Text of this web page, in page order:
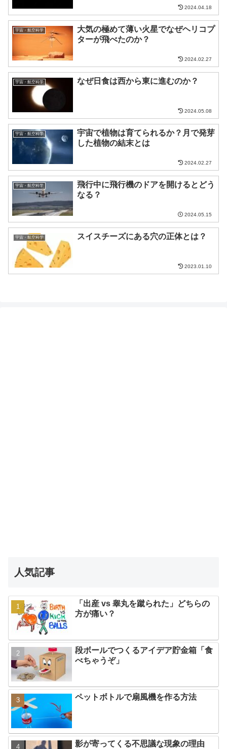
2024.04.18
宇宙・航空科学
大気の極めて薄い火星でなぜヘリコプ
ターが飛べたのか？
2024.02.27
宇宙・航空科学 なぜ日食は西から東に進むのか？
2024.05.08
宇宙・航空科学
宇宙で植物は育てられるか？月で発芽
した植物の結末とは
2024.02.27
宇宙・航空科学
飛行中に飛行機のドアを開けるとどう
なる？
2024.05.15
宇宙・航空科学 スイスチーズにある穴の正体とは？
2023.01.10
人気記事
「出産 vs 睾丸を蹴られた」どちらの
方が痛い？
段ボールでつくるアイデア貯金箱「食
べちゃうぞ」
ペットボトルで扇風機を作る方法
影が寄ってくる不思議な現象の理由